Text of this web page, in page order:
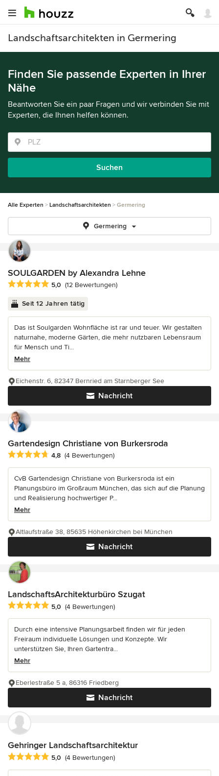
Landschaftsarchitekten in Germering
Finden Sie passende Experten in Ihrer
Nähe
Beantworten Sie ein paar Fragen und wir verbinden Sie mit
Experten, die Ihnen helfen können.
Suchen
Alle Experten Landschaftsarchitekten Germering
Germering
SOULGARDEN by Alexandra Lehne
Durchschnittliche Bewertung: 5 von 5 Sternen
5,0 (12 Bewertungen)
Seit 12 Jahren tätig
Das ist Soulgarden Wohnfläche ist rar und teuer. Wir gestalten
naturnahe, moderne Gärten, die mehr nutzbaren Lebensraum
für Mensch und Ti...
Mehr
Nachricht
Eichenstr. 6, 82347 Bernried am Starnberger See
Gartendesign Christiane von Burkersroda
Durchschnittliche Bewertung: 4.8 von 5 Sternen
4,8 (4 Bewertungen)
CvB Gartendesign Christiane von Burkersroda ist ein
Planungsbüro im Großraum München, das sich auf die Planung
und Realisierung hochwertiger P...
Mehr
Nachricht
Altlaufstraße 38, 85635 Höhenkirchen bei München
LandschaftsArchitekturbüro Szugat
Durchschnittliche Bewertung: 5 von 5 Sternen
5,0 (4 Bewertungen)
Durch eine intensive Planungsarbeit finden wir für jeden
Freiraum individuelle Lösungen und Konzepte. Wir
unterstützen Sie, Ihren Gartentra...
Mehr
Nachricht
Eberlestraße 5 a, 86316 Friedberg
Gehringer Landschaftsarchitektur
Durchschnittliche Bewertung: 5 von 5 Sternen
5,0 (4 Bewertungen)